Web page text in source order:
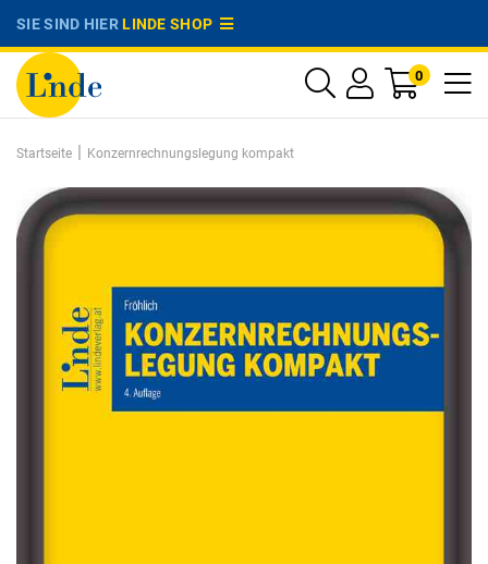
SIE SIND HIERLINDE SHOP
0
Startseite | Konzernrechnungslegung kompakt